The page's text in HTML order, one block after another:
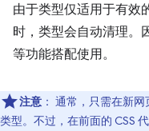
由于类型仅适用于有效
时，类型会自动清理。
等功能搭配使用。
注意 ： 通常，只需在新网
类型。不过，在前面的 CSS